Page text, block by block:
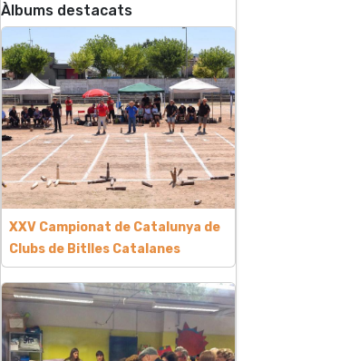
Àlbums destacats
XXV Campionat de Catalunya de
Clubs de Bitlles Catalanes